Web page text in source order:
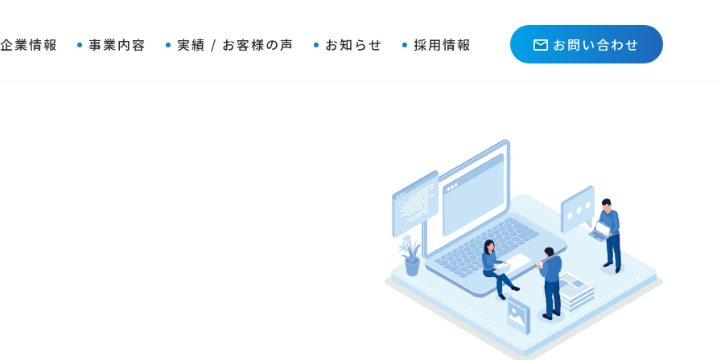
企業情報 事業内容 実績 / お客様の声 お知らせ 採用情報 お問い合わせ